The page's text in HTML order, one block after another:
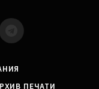
Flickr
ПЕЧАТИ